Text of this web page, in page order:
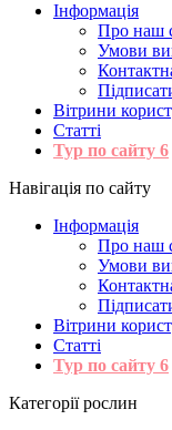
Інформація
Про наш
Умови
Вітрини
Статті
Тур по сайту 6
Навігація по сайту
Інформація
Про наш
Умови
Вітрини
Статті
Тур по сайту 6
Категорії рослин